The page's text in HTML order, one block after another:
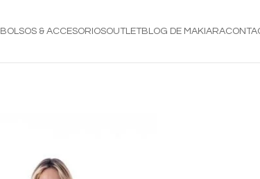
BOLSOS & ACCESORIOSOUTLETBLOG DE MAKIARA